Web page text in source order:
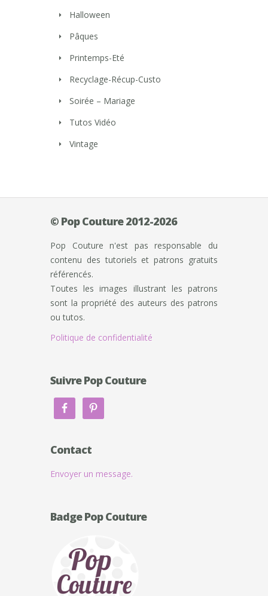
Halloween
Pâques
Printemps-Eté
Recyclage-Récup-Custo
Soirée – Mariage
Tutos Vidéo
Vintage
© Pop Couture 2012-2026
Pop Couture n'est pas responsable du
contenu des tutoriels et patrons gratuits
référencés.
Toutes les images illustrant les patrons
sont la propriété des auteurs des patrons
ou tutos.
Politique de confidentialité
Suivre Pop Couture
Contact
Envoyer un message.
Badge Pop Couture